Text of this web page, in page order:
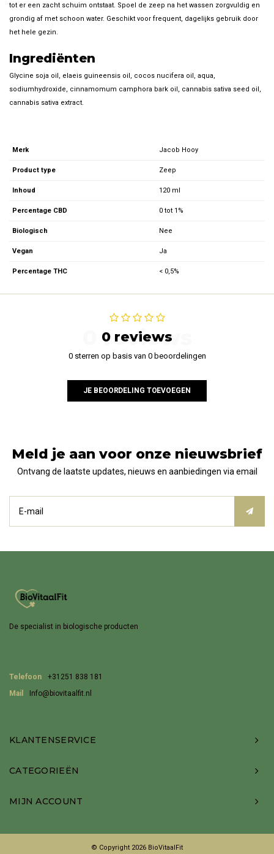
tot er een zacht schuim ontstaat. Spoel de zeep na het wassen zorgvuldig en
grondig af met schoon water. Geschikt voor frequent, dagelijks gebruik door
het hele gezin.
Ingrediënten
Glycine soja oil, elaeis guineensis oil, cocos nucifera oil, aqua,
sodiumhydroxide, cinnamomum camphora bark oil, cannabis sativa seed oil,
cannabis sativa extract.
Merk Jacob Hooy
Product type Zeep
Inhoud 120 ml
Percentage CBD 0 tot 1%
Biologisch Nee
Vegan Ja
Percentage THC < 0,5%
0 reviews
0 reviews
0 sterren op basis van 0 beoordelingen
JE BEOORDELING TOEVOEGEN
Meld je aan voor onze nieuwsbrief
Ontvang de laatste updates, nieuws en aanbiedingen via email
De specialist in biologische producten
Telefoon
+31251 838 181
Mail
Info@biovitaalfit.nl
KLANTENSERVICE
CATEGORIEËN
MIJN ACCOUNT
© Copyright 2026 BioVitaalFit